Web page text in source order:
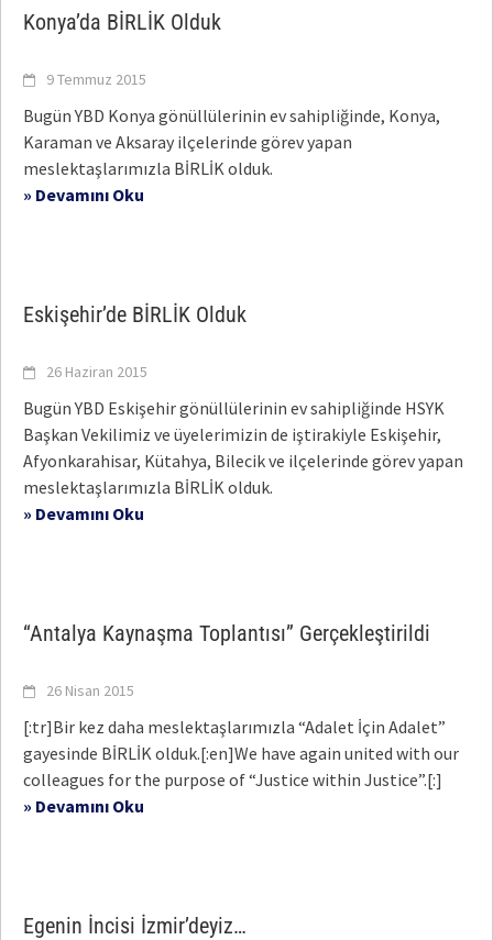
Konya’da BİRLİK Olduk
9 Temmuz 2015
Bugün YBD Konya gönüllülerinin ev sahipliğinde, Konya,
Karaman ve Aksaray ilçelerinde görev yapan
meslektaşlarımızla BİRLİK olduk.
» Devamını Oku
Eskişehir’de BİRLİK Olduk
26 Haziran 2015
Bugün YBD Eskişehir gönüllülerinin ev sahipliğinde HSYK
Başkan Vekilimiz ve üyelerimizin de iştirakiyle Eskişehir,
Afyonkarahisar, Kütahya, Bilecik ve ilçelerinde görev yapan
meslektaşlarımızla BİRLİK olduk.
» Devamını Oku
“Antalya Kaynaşma Toplantısı” Gerçekleştirildi
26 Nisan 2015
[:tr]Bir kez daha meslektaşlarımızla “Adalet İçin Adalet”
gayesinde BİRLİK olduk.[:en]We have again united with our
colleagues for the purpose of “Justice within Justice”.[:]
» Devamını Oku
Egenin İncisi İzmir’deyiz…